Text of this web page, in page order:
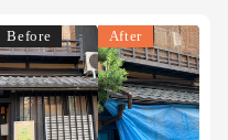
Before After